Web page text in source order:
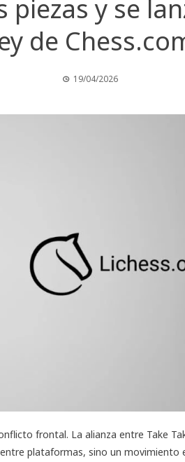
piezas y se
de
19/04/2026
frontal. La alianza entre Take
plataformas, sino un movimiento